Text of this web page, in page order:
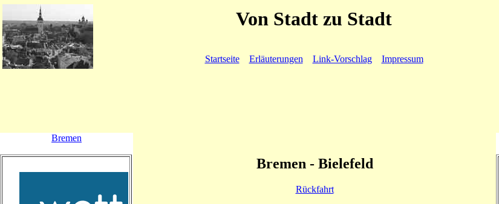
Von Stadt zu Stadt
Startseite Erläuterungen Link-Vorschlag Impressum
Bremen - Bielefeld
Rückfahrt
Bremen